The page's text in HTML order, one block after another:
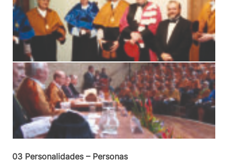
03 Personalidades – Personas